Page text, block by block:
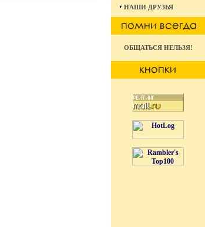
НАШИ ДРУЗЬЯ
ОБЩАТЬСЯ НЕЛЬЗЯ!